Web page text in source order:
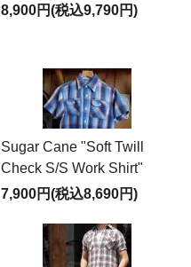
8,900円(税込9,790円)
Sugar Cane "Soft Twill
Check S/S Work Shirt"
7,900円(税込8,690円)